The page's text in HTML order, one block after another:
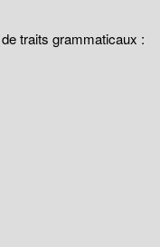
traits grammaticaux :